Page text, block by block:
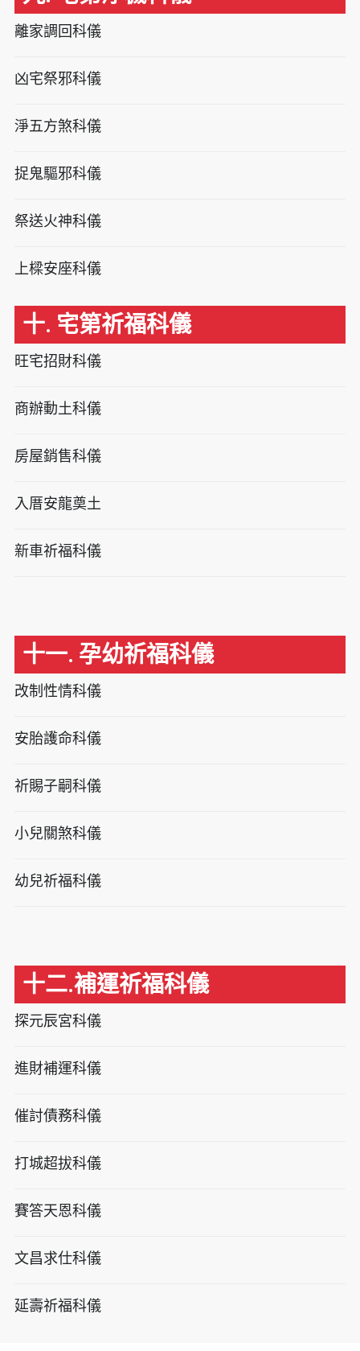
離家調回科儀
凶宅祭邪科儀
淨五方煞科儀
捉鬼驅邪科儀
祭送火神科儀
上樑安座科儀
十. 宅第祈福科儀
旺宅招財科儀
商辦動土科儀
房屋銷售科儀
入厝安龍奠土
新車祈福科儀
十一. 孕幼祈福科儀
改制性情科儀
安胎護命科儀
祈賜子嗣科儀
小兒關煞科儀
幼兒祈福科儀
十二.補運祈福科儀
探元辰宮科儀
進財補運科儀
催討債務科儀
打城超拔科儀
賽答天恩科儀
文昌求仕科儀
延壽祈福科儀